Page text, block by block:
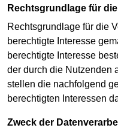
Rechtsgrundlage für
Rechtsgrundlage für die
berechtigte Interesse
berechtigte Interesse
der durch die Nutzenden
stellen die nachfolgend
berechtigten Interessen
Zweck der